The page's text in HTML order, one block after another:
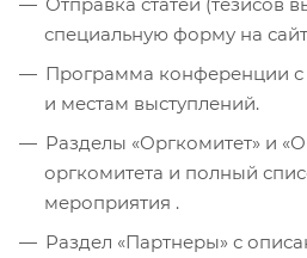
специальную форму на
Программа конференции
и местам выступлений.
Разделы «Оргкомитет» и
оргкомитета и полный
мероприятия .
Раздел «Партнеры» с